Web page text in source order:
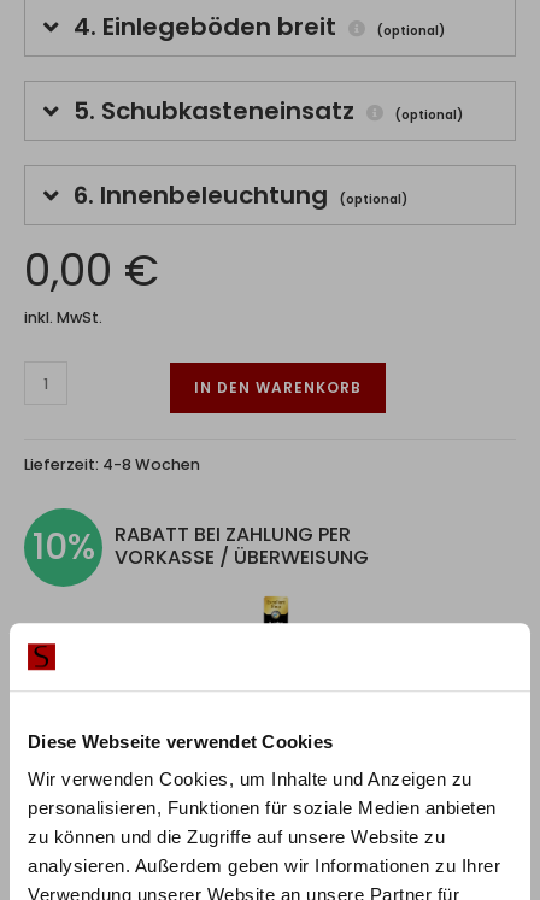
Diese Webseite verwendet Cookies
Wir verwenden Cookies, um Inhalte und Anzeigen zu
personalisieren, Funktionen für soziale Medien anbieten
zu können und die Zugriffe auf unsere Website zu
analysieren. Außerdem geben wir Informationen zu Ihrer
Verwendung unserer Website an unsere Partner für
4. Einlegeböden breit (optional)
5. Schubkasteneinsatz (optional)
6. Innenbeleuchtung (optional)
0,00 €
inkl. MwSt.
IN DEN WARENKORB
Lieferzeit: 4-8 Wochen
10%
RABATT BEI ZAHLUNG PER
VORKASSE / ÜBERWEISUNG
Produktbeschreibung
Das Panorama-Schranksystem Loft des deutschen
Herstellers Wiemann überzeugt mit hochwertigen
Materialien, edlem Design und einer Vielzahl an
Kombinationsmöglichkeiten. Wählen Sie für den